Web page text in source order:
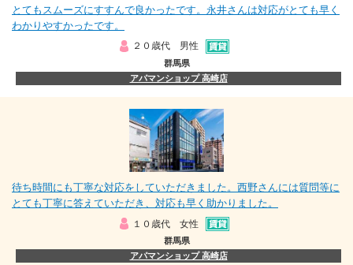
とてもスムーズにすすんで良かったです。永井さんは対応がとても早く
わかりやすかったです。
２０歳代 男性
群馬県
アパマンショップ 高崎店
待ち時間にも丁寧な対応をしていただきました。西野さんには質問等に
とても丁寧に答えていただき、対応も早く助かりました。
１０歳代 女性
群馬県
アパマンショップ 高崎店